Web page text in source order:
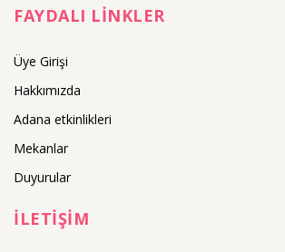
FAYDALI LİNKLER
Üye Girişi
Hakkımızda
Adana etkinlikleri
Mekanlar
Duyurular
İLETİŞİM